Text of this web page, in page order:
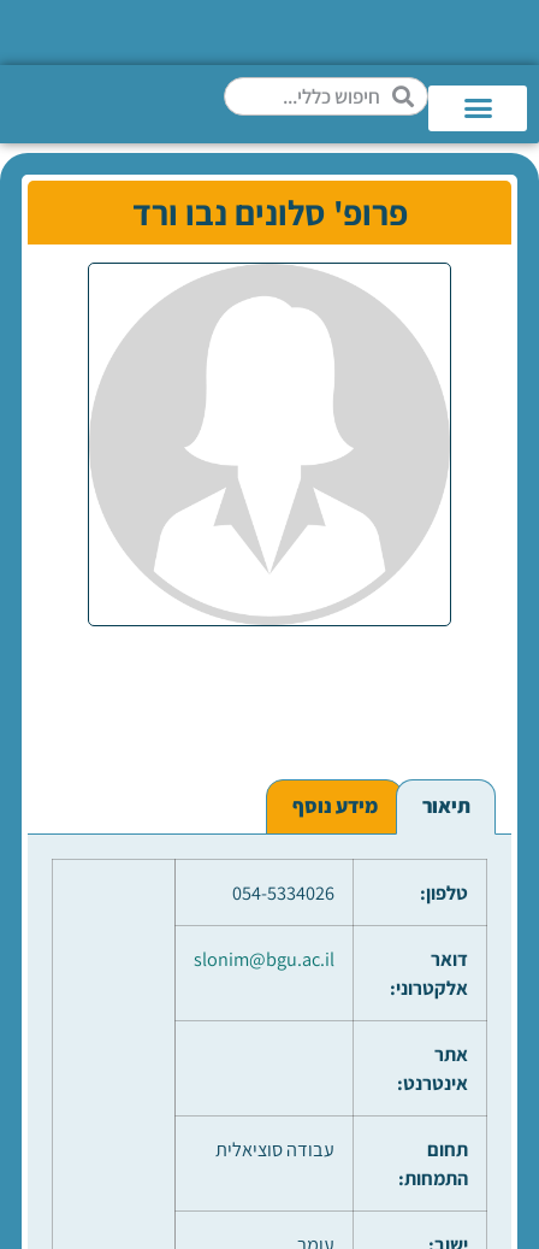
פרופ' סלונים נבו ורד
תיאור מידע נוסף
טלפון: 054-5334026
דואר
אלקטרוני:
slonim@bgu.ac.il
אתר
אינטרנט:
תחום
התמחות:
עבודה סוציאלית